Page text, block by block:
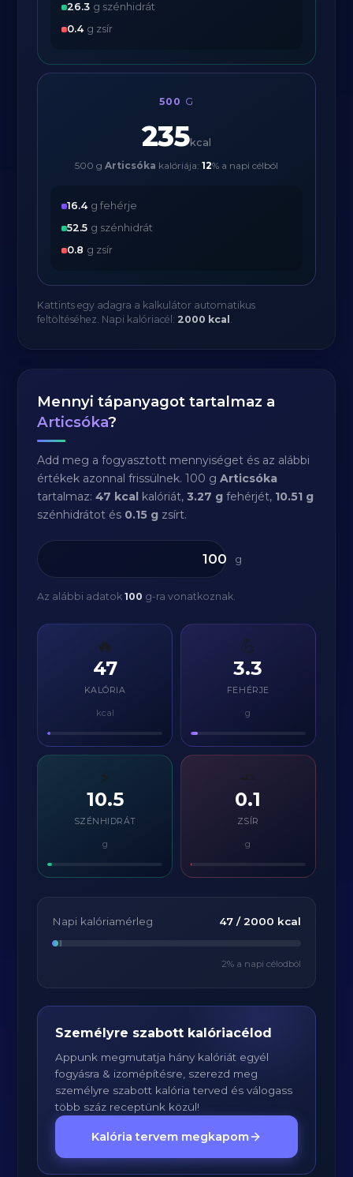
26.3 g szénhidrát
0.4 g zsír
500 G
235kcal
500 g Articsóka kalóriája: 12% a napi célból
16.4 g fehérje
52.5 g szénhidrát
0.8 g zsír
Kattints egy adagra a kalkulátor automatikus
feltöltéséhez. Napi kalóriacél: 2000 kcal .
Mennyi tápanyagot tartalmaz a
Articsóka?
Add meg a fogyasztott mennyiséget és az alábbi
értékek azonnal frissülnek. 100 gArticsóka
tartalmaz:47 kcal kalóriát,3.27 g fehérjét, 10.51 g
szénhidrátot és 0.15 g zsírt.
g
Az alábbi adatok100 g-ra vonatkoznak.
🔥
47
KALÓRIA
kcal
💪
3.3
FEHÉRJE
g
⚡
10.5
SZÉNHIDRÁT
g
0.1
ZSÍR
g
Napi kalóriamérleg 47/ 2000 kcal
2% a napi célodból
Személyre szabott kalóriacélod
Appunk megmutatja hány kalóriát egyél
fogyásra & izomépítésre, szerezd meg
személyre szabott kalória terved és válogass
több száz receptünk közül!
Kalória tervem megkapom